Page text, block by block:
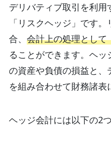
デリバティブ取引を利
「リスクヘッジ」です
合、 会計上の処理として
ることができます。ヘ
の資産や負債の損益と
を組み合わせて財務諸表
ヘッジ会計には以下の2